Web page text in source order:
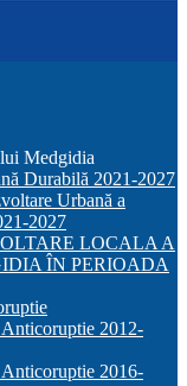
Medgidia
Durabilă 2021-2027
Urbană a
2027
LOCALA A
ÎN PERIOADA
2012-
2016-